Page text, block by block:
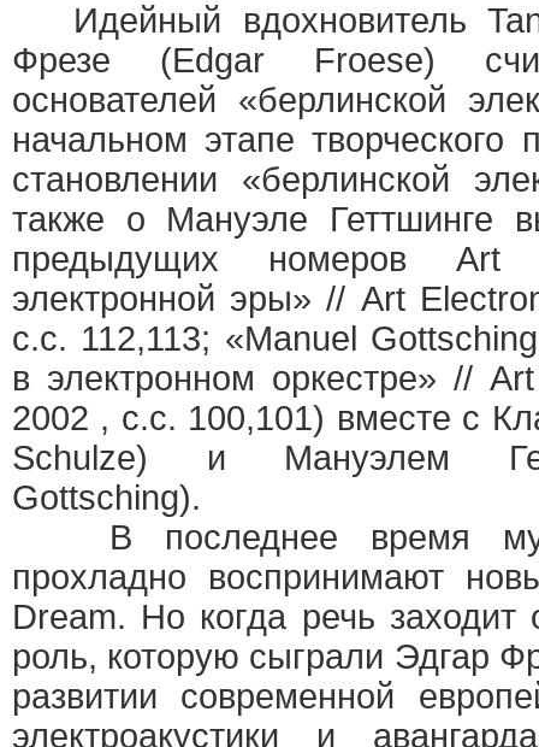
Идейный вдохновитель
Фрезе (Edgar Froese)
основателей «берлинской
начальном этапе
становлении «берлинской
также о Мануэле Геттшинге
предыдущих номеров Art
электронной эры» // Art
с.с. 112,113; «Manuel
в электронном оркестре» //
2002 , c.c. 100,101) вместе с
Schulze) и Мануэлем
Gottsching).
В последнее время
прохладно воспринимают
Dream. Но когда речь
роль, которую сыграли Эдгар
развитии современной
электроакустики и